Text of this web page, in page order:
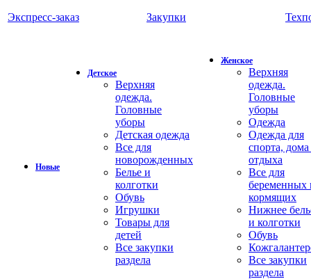
Экспресс-заказ Закупки
Новые
Детское
Верхняя
одежда.
Головные
уборы
Детская одежда
Все для
новорожденных
Белье и
колготки
Обувь
Игрушки
Товары для
детей
Все закупки
раздела
Женское
Верхняя
одежда.
Головные
уборы
Одежда
Одежда для
спорта,
отдыха
Все для
беременных
кормящих
Нижнее
и колготки
Обувь
Все закупки
раздела